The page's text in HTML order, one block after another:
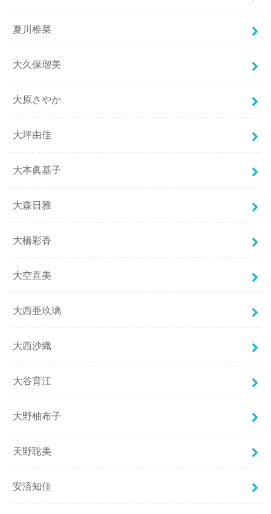
夏川椎菜
大久保瑠美
大原さやか
大坪由佳
大本眞基子
大森日雅
大橋彩香
大空直美
大西亜玖璃
大西沙織
大谷育江
大野柚布子
天野聡美
安済知佳